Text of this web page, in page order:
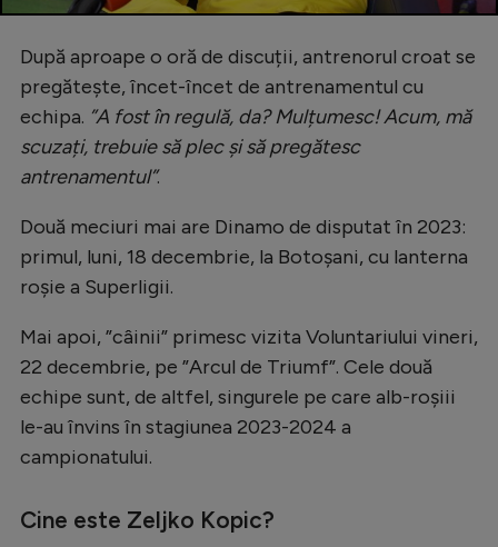
După aproape o oră de discuții, antrenorul croat se
pregătește, încet-încet de antrenamentul cu
echipa. ”A fost în regulă, da? Mulțumesc! Acum, mă
scuzați, trebuie să plec și să pregătesc
antrenamentul”.
Două meciuri mai are Dinamo de disputat în 2023:
primul, luni, 18 decembrie, la Botoșani, cu lanterna
roșie a Superligii.
Mai apoi, ”câinii” primesc vizita Voluntariului vineri,
22 decembrie, pe ”Arcul de Triumf”. Cele două
echipe sunt, de altfel, singurele pe care alb-roșiii
le-au învins în stagiunea 2023-2024 a
campionatului.
Cine este Zeljko Kopic?